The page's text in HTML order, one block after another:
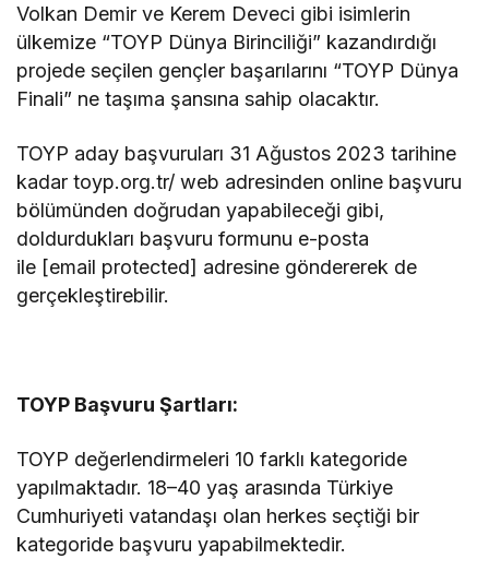
Volkan Demir ve Kerem Deveci gibi isimlerin
ülkemize “TOYP Dünya Birinciliği” kazandırdığı
projede seçilen gençler başarılarını “TOYP Dünya
Finali” ne taşıma şansına sahip olacaktır.
TOYP aday başvuruları 31 Ağustos 2023 tarihine
kadar toyp.org.tr/ web adresinden online başvuru
bölümünden doğrudan yapabileceği gibi,
doldurdukları başvuru formunu e-posta
ile [email protected] adresine göndererek de
gerçekleştirebilir.
TOYP Başvuru Şartları:
TOYP değerlendirmeleri 10 farklı kategoride
yapılmaktadır. 18–40 yaş arasında Türkiye
Cumhuriyeti vatandaşı olan herkes seçtiği bir
kategoride başvuru yapabilmektedir.